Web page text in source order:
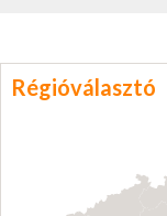
Régióválasztó